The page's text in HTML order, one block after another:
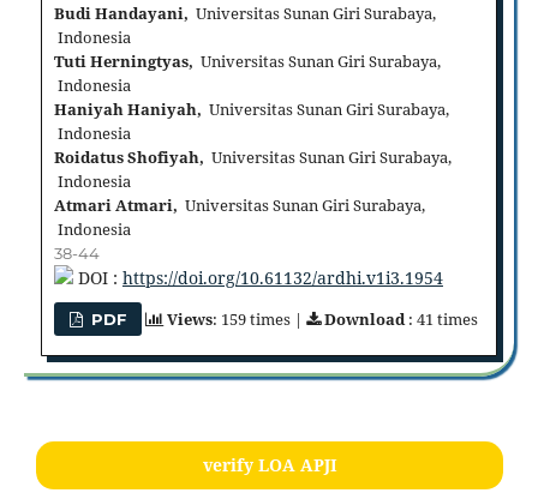
Budi Handayani, Universitas Sunan Giri Surabaya,
Indonesia
Tuti Herningtyas, Universitas Sunan Giri Surabaya,
Indonesia
Haniyah Haniyah, Universitas Sunan Giri Surabaya,
Indonesia
Roidatus Shofiyah, Universitas Sunan Giri Surabaya,
Indonesia
Atmari Atmari, Universitas Sunan Giri Surabaya,
Indonesia
38-44
DOI : https://doi.org/10.61132/ardhi.v1i3.1954
PDF Views: 159 times | Download: 41 times
verify LOA APJI